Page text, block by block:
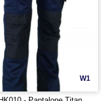
W1